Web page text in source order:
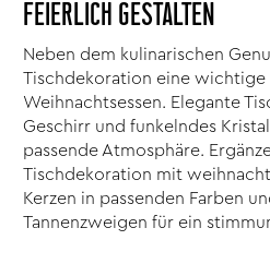
FEIERLICH GESTALTEN
Neben dem kulinarischen
Tischdekoration eine wichtige
Weihnachtsessen. Elegante
Geschirr und funkelndes
passende Atmosphäre.
Tischdekoration mit
Kerzen in passenden Farben
Tannenzweigen für ein